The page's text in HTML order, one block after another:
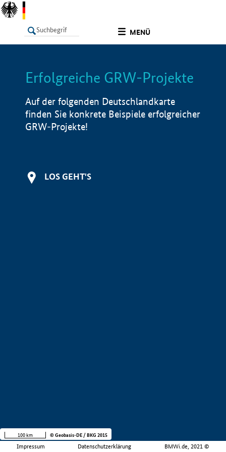
MENÜ
LISTE Info
Erfolgreiche GRW-Projekte
Auf der folgenden Deutschlandkarte
finden Sie konkrete Beispiele erfolgreicher
GRW-Projekte!
LOS GEHT'S
Impressum Datenschutzerklärung BMWi.de, 2021 ©
100 km © Geobasis-DE / BKG 2015